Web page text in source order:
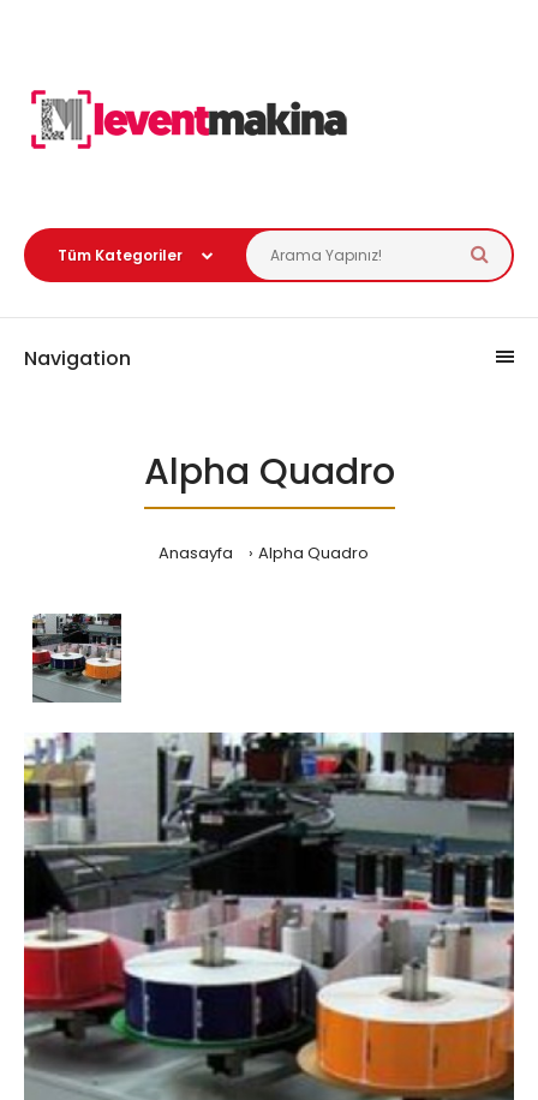
Navigation
Alpha Quadro
Anasayfa Alpha Quadro